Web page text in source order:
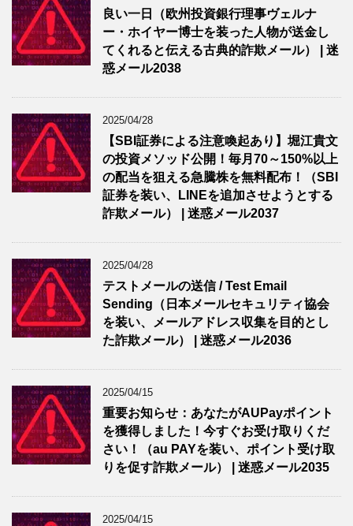
良い一日（欧州投資銀行理事ヴェルナ
ー・ホイヤー博士を装った人物が送金し
てくれると伝える古典的詐欺メール） | 迷
惑メール2038
2025/04/28
【SBI証券による注意喚起あり】堀江貴文
の投資メソッド公開！毎月70～150%以上
の配当を狙える急騰株を無料配布！（SBI
証券を装い、LINEを追加させようとする
詐欺メール） | 迷惑メール2037
2025/04/28
テストメールの送信 / Test Email
Sending（日本メールセキュリティ協会
を装い、メールアドレス収集を目的とし
た詐欺メール） | 迷惑メール2036
2025/04/15
重要お知らせ：あなたがAUPayポイント
を獲得しました！今すぐお受け取りくだ
さい！（au PAYを装い、ポイント受け取
りを促す詐欺メール） | 迷惑メール2035
2025/04/15